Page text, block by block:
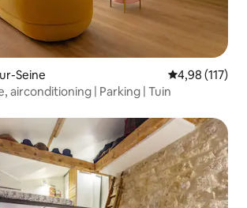
Seine Gemiddelde
4,98 (117)
airconditioning | Parking | Tuin